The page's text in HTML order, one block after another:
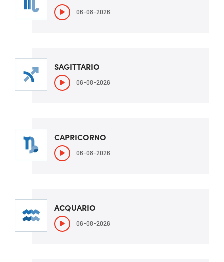
06-08-2026
SAGITTARIO
06-08-2026
CAPRICORNO
06-08-2026
ACQUARIO
06-08-2026